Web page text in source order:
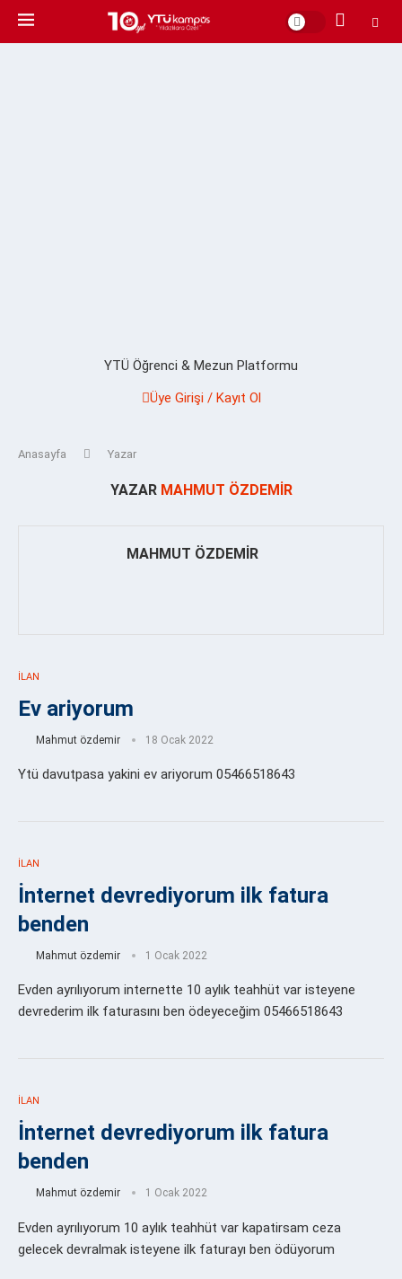
YTÜ Öğrenci & Mezun Platformu
Üye Girişi / Kayıt Ol
Anasayfa Yazar
YAZAR MAHMUT ÖZDEMIR
MAHMUT ÖZDEMIR
İLAN
Ev ariyorum
Mahmut özdemir 18 Ocak 2022
Ytü davutpasa yakini ev ariyorum 05466518643
İLAN
İnternet devrediyorum ilk fatura
benden
Mahmut özdemir 1 Ocak 2022
Evden ayrılıyorum internette 10 aylık teahhüt var isteyene
devrederim ilk faturasını ben ödeyeceğim 05466518643
İLAN
İnternet devrediyorum ilk fatura
benden
Mahmut özdemir 1 Ocak 2022
Evden ayrılıyorum 10 aylık teahhüt var kapatirsam ceza
gelecek devralmak isteyene ilk faturayı ben ödüyorum